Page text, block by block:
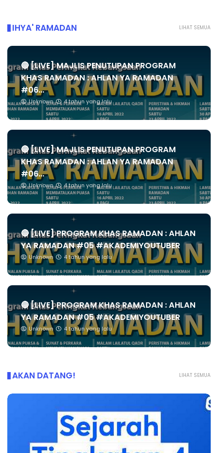
LIHAT SEMUA
IHYA' RAMADAN
🔴 [LIVE] MAJLIS PENUTUPAN PROGRAM
KHAS RAMADAN : AHLAN YA RAMADAN
#06...
Unknown 4 tahun yang lalu
🔴 [LIVE] MAJLIS PENUTUPAN PROGRAM
KHAS RAMADAN : AHLAN YA RAMADAN
#06...
Unknown 4 tahun yang lalu
🔴 [LIVE] PROGRAM KHAS RAMADAN : AHLAN
YA RAMADAN #05 #AKADEMIYOUTUBER
Unknown 4 tahun yang lalu
🔴 [LIVE] PROGRAM KHAS RAMADAN : AHLAN
YA RAMADAN #05 #AKADEMIYOUTUBER
Unknown 4 tahun yang lalu
LIHAT SEMUA
AKAN DATANG!